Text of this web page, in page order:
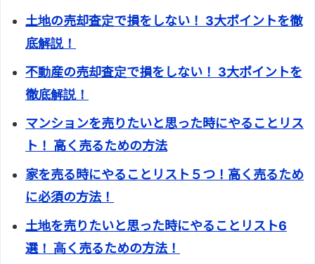
土地の売却査定で損をしない！ 3大ポイントを徹
底解説！
不動産の売却査定で損をしない！ 3大ポイントを
徹底解説！
マンションを売りたいと思った時にやることリス
ト！ 高く売るための方法
家を売る時にやることリスト５つ！高く売るため
に必須の方法！
土地を売りたいと思った時にやることリスト6
選！ 高く売るための方法！